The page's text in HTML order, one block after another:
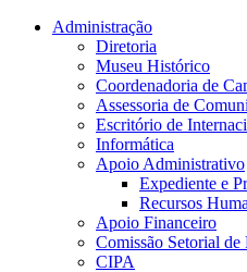
Conteúdo principal Menu principal
Administração
Diretoria
Museu Histórico
Coordenadoria de
Assessoria de
Escritório de
Informática
Apoio Administrativo
Expediente e
Recursos
Apoio Financeiro
Comissão Setorial de
CIPA